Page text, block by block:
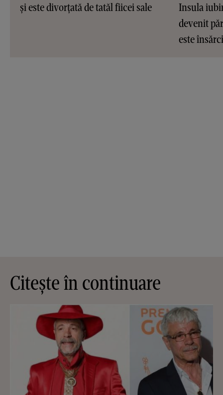
și este divorțată de tatăl fiicei sale
Insula
devenit
este
Citește în continuare